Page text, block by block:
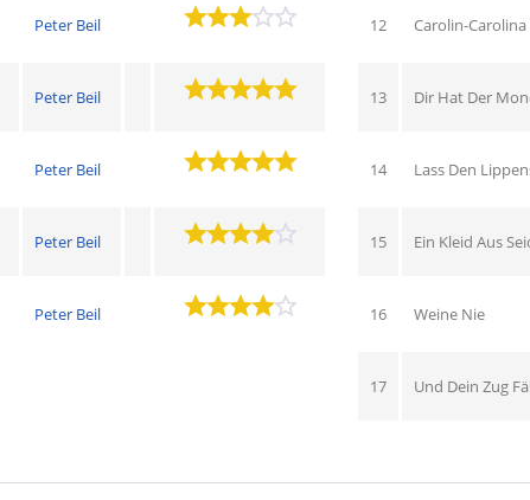
Peter Beil
Peter Beil
Peter Beil
Peter Beil
Peter Beil
12 Carolin-Carolina
13 Dir Hat Der
14 Lass Den
15 Ein Kleid Aus
16 Weine Nie
17 Und Dein Zug